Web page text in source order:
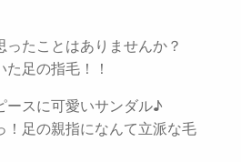
たことはありませんか？
足の指毛！！
ースに可愛いサンダル♪
！足の親指になんて立派な毛